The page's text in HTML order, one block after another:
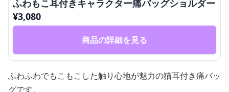
ふわもこ耳付きキャラクター痛バッグショルダー
¥3,080
商品の詳細を見る
ふわふわでもこもこした触り心地が魅力の猫耳付き痛バッ
グです。